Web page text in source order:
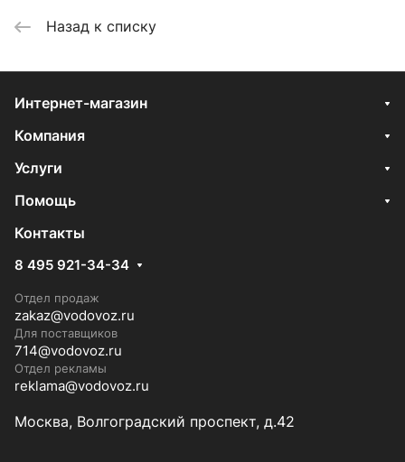
Назад к списку
Интернет-магазин
Компания
Услуги
Помощь
Контакты
8 495 921-34-34
Отдел продаж
zakaz@vodovoz.ru
Для поставщиков
714@vodovoz.ru
Отдел рекламы
reklama@vodovoz.ru
Москва, Волгоградский проспект, д.42